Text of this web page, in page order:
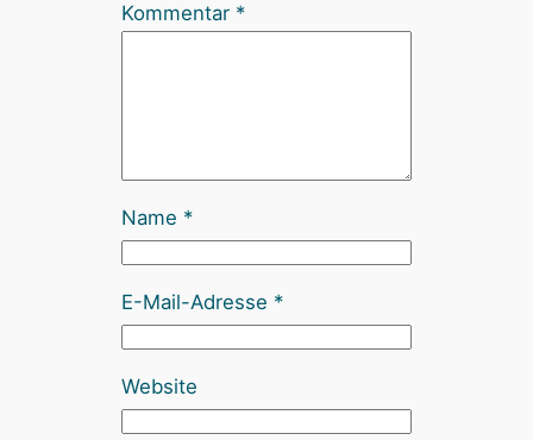
Kommentar *
Name *
E-Mail-Adresse *
Website